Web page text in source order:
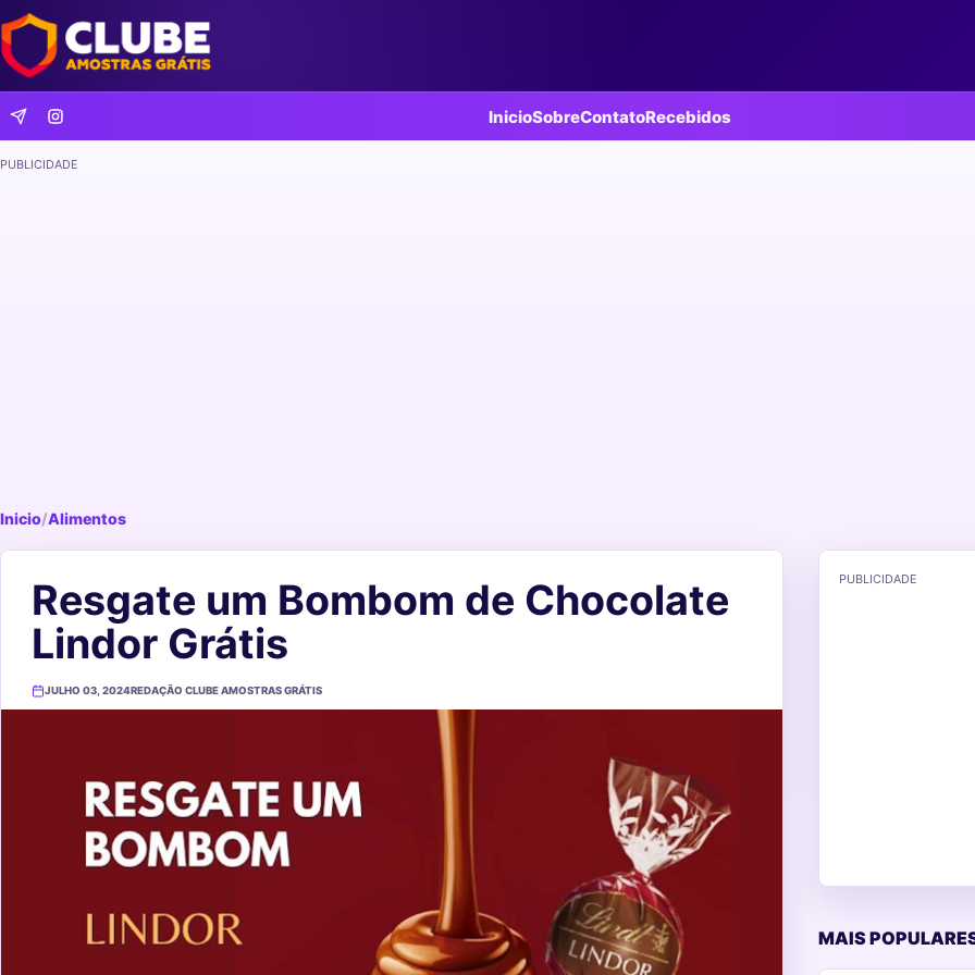
InicioSobreContatoRecebidos
PUBLICIDADE
Inicio/Alimentos
Resgate um Bombom de Chocolate
Lindor Grátis
JULHO 03, 2024REDAÇÃO CLUBE AMOSTRAS GRÁTIS
PUBLICIDADE
MAIS